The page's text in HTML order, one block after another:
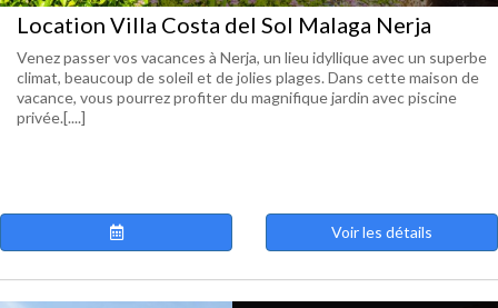
Location Villa Costa del Sol Malaga Nerja
Venez passer vos vacances à Nerja, un lieu idyllique avec un superbe
climat, beaucoup de soleil et de jolies plages. Dans cette maison de
vacance, vous pourrez profiter du magnifique jardin avec piscine
privée.[....]
Voir les détails